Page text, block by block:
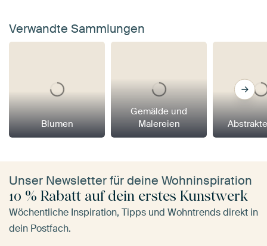
Verwandte Sammlungen
Blumen
Gemälde und
Malereien
Unser Newsletter für deine Wohninspiration
10 % Rabatt auf dein erstes Kunstwerk
Wöchentliche Inspiration, Tipps und Wohntrends direkt in
dein Postfach.